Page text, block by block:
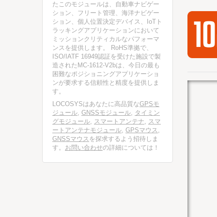
たこのモジュールは、自動車ナビゲー
ション、フリート管理、海洋ナビゲー
ション、個人位置決定デバイス、IoTト
ラッキングアプリケーションにおいて
ミッションクリティカルなパフォーマ
ンスを提供します。 RoHS準拠で、
ISO/IATF 16949認証を受けた施設で製
造されたMC-1612-V2bは、今日の最も
困難なポジショニングアプリケーショ
ンが要求する信頼性と精度を提供しま
す。
LOCOSYSはあなたに高品質なGPSモ
ジュール, GNSSモジュール, タイミン
グモジュール, スマートアンテナ, スマ
ートアンテナモジュール, GPSマウス ,
GNSSマウス を探求するよう招待しま
す。 お問い合わせの詳細については！